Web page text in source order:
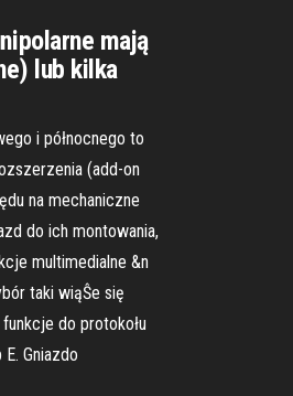
mają
lub kilka
i północnego to
(add-on
na mechaniczne
do ich montowania,
multimedialne &n
taki wiąŜe się
do protokołu
Gniazdo